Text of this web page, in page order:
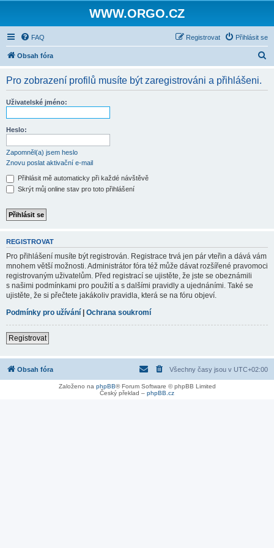
WWW.ORGO.CZ
FAQ Přihlásit se
Registrovat
Obsah fóra
Pro zobrazení profilů musíte být zaregistrováni a přihlášeni.
Uživatelské jméno:
Heslo:
Zapomněl(a) jsem heslo
Znovu poslat aktivační e-mail
Přihlásit mě automaticky při každé návštěvě
Skrýt můj online stav pro toto přihlášení
REGISTROVAT
Pro přihlášení musíte být registrován. Registrace trvá jen pár vteřin a dává vám
mnohem větší možnosti. Administrátor fóra též může dávat rozšířené pravomoci
registrovaným uživatelům. Před registrací se ujistěte, že jste se obeznámili
s našimi podmínkami pro použití a s dalšími pravidly a ujednáními. Také se
ujistěte, že si přečtete jakákoliv pravidla, která se na fóru objeví.
Podmínky pro užívání | Ochrana soukromí
Registrovat
Obsah fóra Všechny časy jsou v UTC+02:00
Založeno na phpBB® Forum Software © phpBB Limited
Český překlad – phpBB.cz